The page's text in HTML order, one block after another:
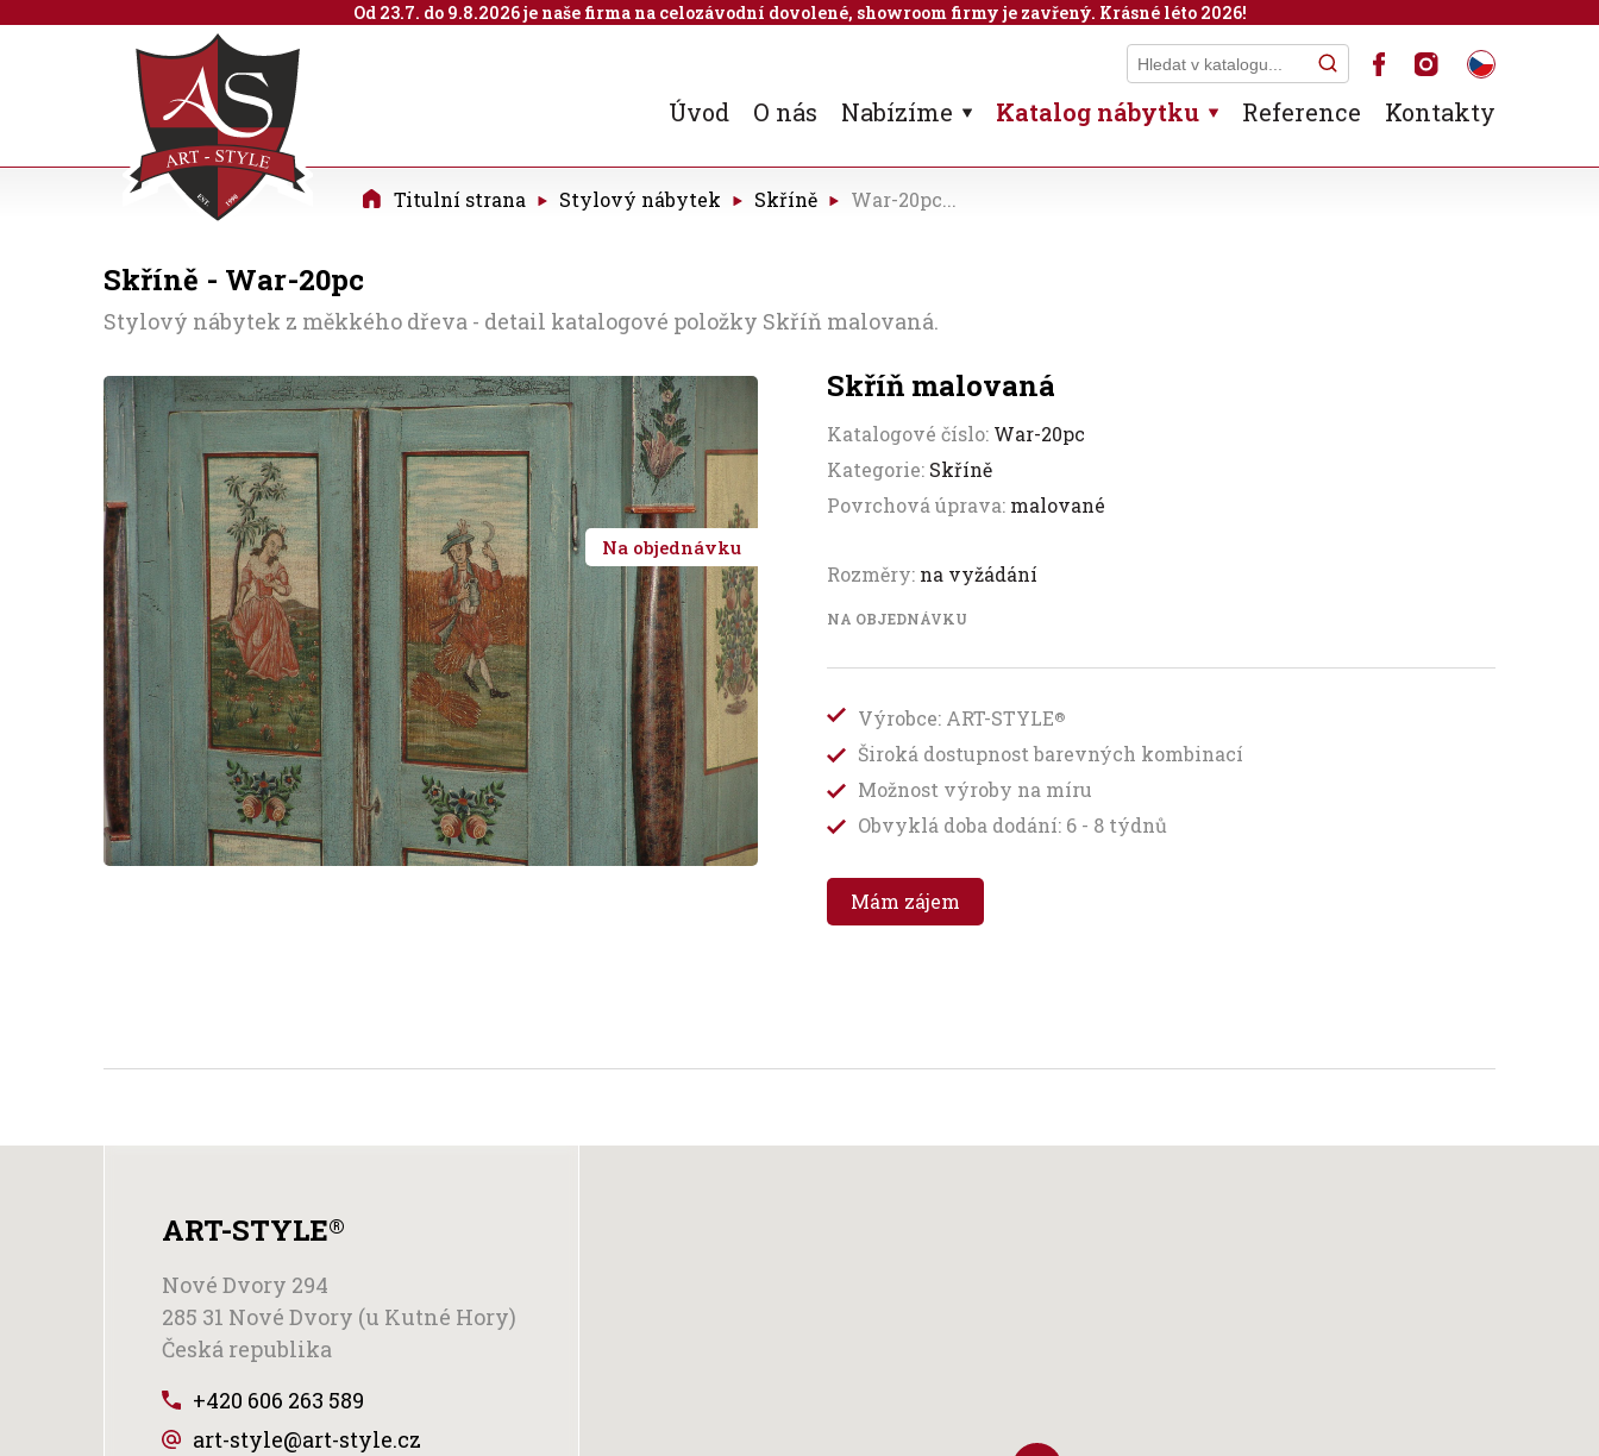
Úvod O nás Nabízíme Katalog nábytku Reference Kontakty
Skříně - War-20pc
Stylový nábytek z měkkého dřeva - detail katalogové položky Skříň malovaná.
Titulní strana Stylový nábytek Skříně War-20pc...
Na objednávku
Skříň malovaná
Katalogové číslo: War-20pc
Kategorie: Skříně
Povrchová úprava: malované
Rozměry: na vyžádání
NA OBJEDNÁVKU
Výrobce: ART-STYLE®
Široká dostupnost barevných kombinací
Možnost výroby na míru
Obvyklá doba dodání: 6 - 8 týdnů
Mám zájem
ART-STYLE®
Nové Dvory 294
285 31 Nové Dvory (u Kutné Hory)
Česká republika
+420 606 263 589
art-style@art-style.cz
Od 23.7. do 9.8.2026 je naše firma na celozávodní dovolené, showroom firmy je zavřený. Krásné léto 2026!